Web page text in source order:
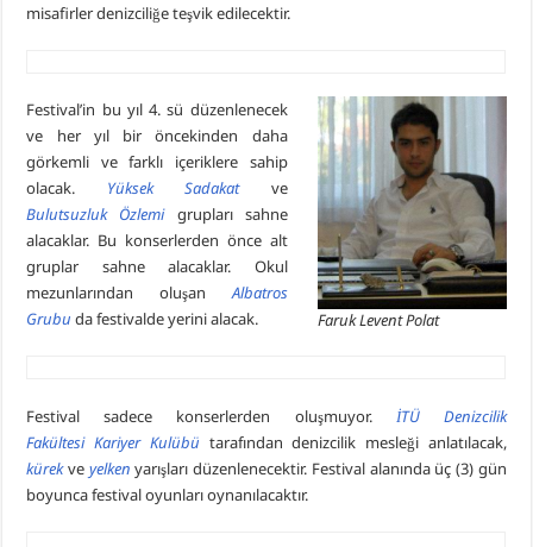
misafirler denizciliğe teşvik edilecektir.
Faruk Levent Polat
Festival’in bu yıl 4. sü düzenlenecek
ve her yıl bir öncekinden daha
görkemli ve farklı içeriklere sahip
olacak. Yüksek Sadakatve
Bulutsuzluk Özlemigrupları sahne
alacaklar. Bu konserlerden önce alt
gruplar sahne alacaklar. Okul
mezunlarından oluşanAlbatros
Grubuda festivalde yerini alacak.
Festival sadece konserlerden oluşmuyor. İTÜ Denizcilik
Fakültesi Kariyer Kulübü tarafından denizcilik mesleği anlatılacak,
kürekve yelken yarışları düzenlenecektir. Festival alanında üç (3) gün
boyunca festival oyunları oynanılacaktır.